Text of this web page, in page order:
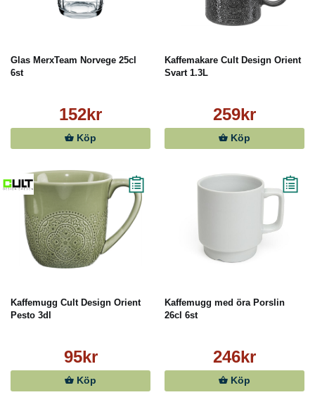
Glas MerxTeam Norvege 25cl
6st
152kr
Köp
Kaffemakare Cult Design Orient
Svart 1.3L
259kr
Köp
Kaffemugg Cult Design Orient
Pesto 3dl
95kr
Köp
Kaffemugg med öra Porslin
26cl 6st
246kr
Köp